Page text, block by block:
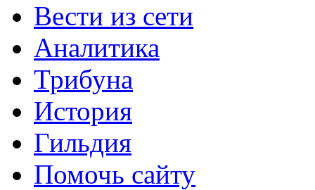
Вести из сети
Аналитика
Трибуна
История
Гильдия
Помочь сайту